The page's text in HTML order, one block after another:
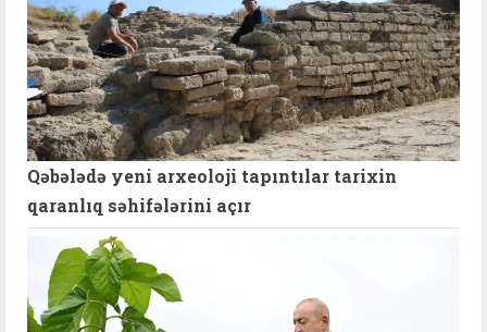
Qəbələdə yeni arxeoloji tapıntılar tarixin
qaranlıq səhifələrini açır